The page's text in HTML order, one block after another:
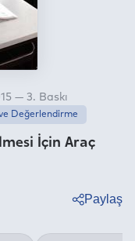
İçin Araç
— 3. Baskı
Değerlendirme
Paylaş
Twitter